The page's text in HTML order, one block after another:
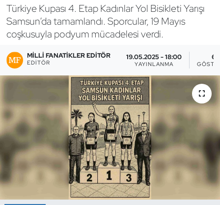
Türkiye Kupası 4. Etap Kadınlar Yol Bisikleti Yarışı
Samsun’da tamamlandı. Sporcular, 19 Mayıs
coşkusuyla podyum mücadelesi verdi.
MILLI FANATIKLER EDITÖR
EDITÖR
19.05.2025 - 18:00
YAYINLANMA
6
Boks
Briç
Buz Hokeyi
Buz Pateni
Çim Hokeyi
Cimnastik
Curling